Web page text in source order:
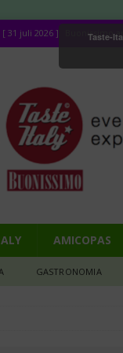
[ 31 juli 2026 ] Buonissimo
[ 30 juli 2026 ]
[ 27 juli 2026 ] Legendes uit
CULTURA
[ 1 augustus 2026 ]
AMICOPAS
GASTRONOMIA
Taste-